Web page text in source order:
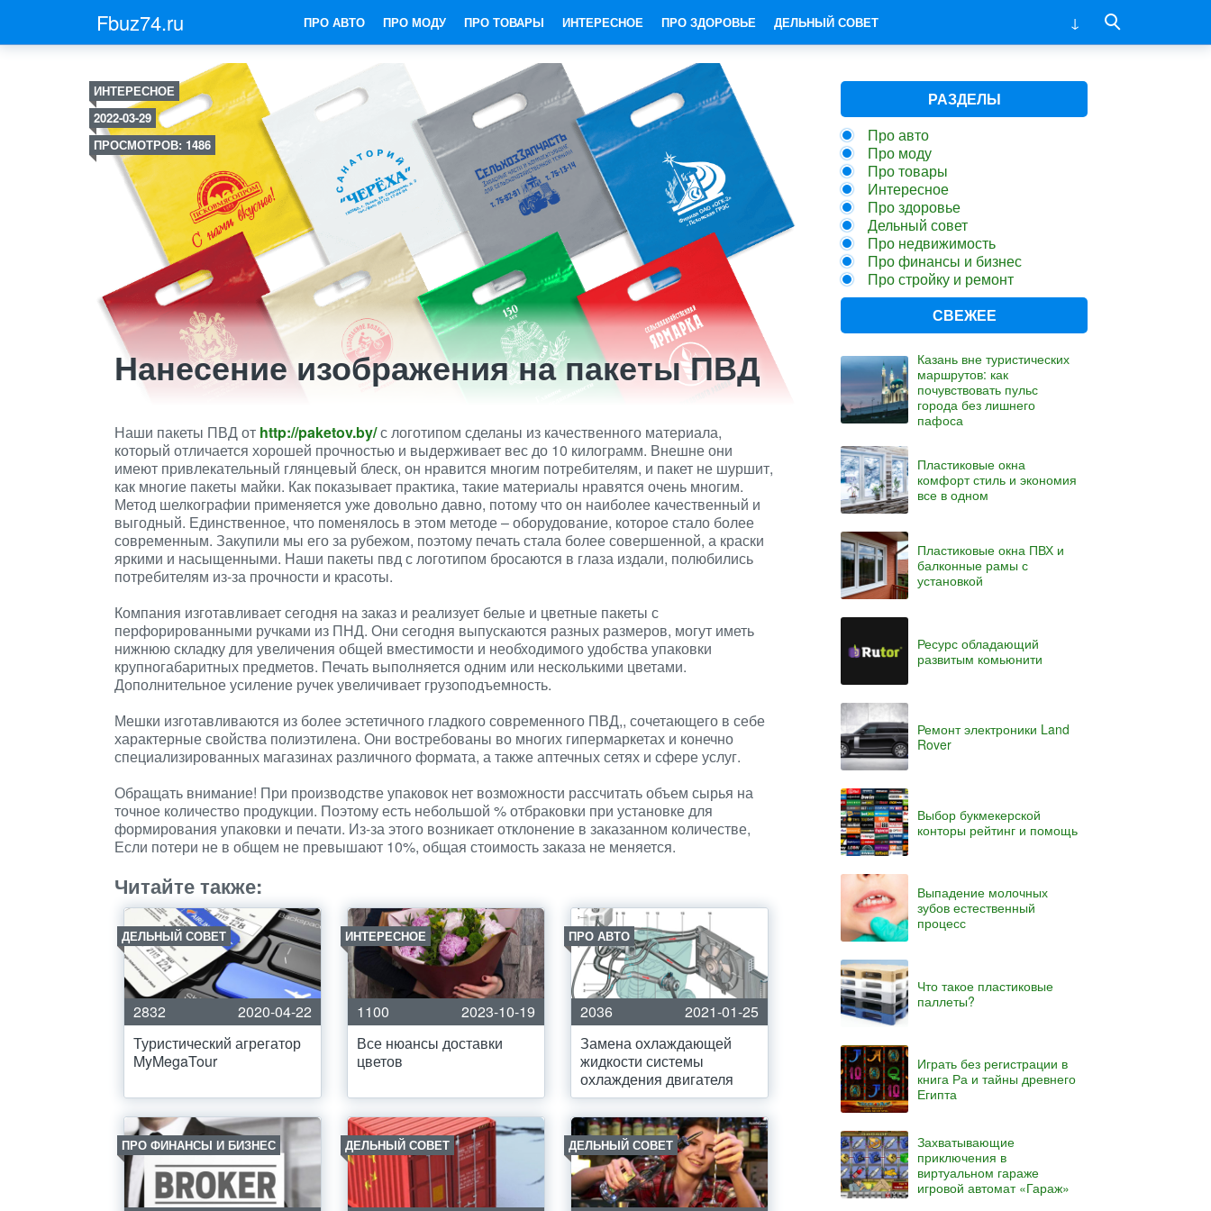
Fbuz74.ru ПРО АВТО ПРО МОДУ ПРО ТОВАРЫ ИНТЕРЕСНОЕ ПРО ЗДОРОВЬЕ ДЕЛЬНЫЙ СОВЕТ
ИНТЕРЕСНОЕ
2022-03-29
ПРОСМОТРОВ: 1486
Нанесение изображения на пакеты ПВД
Наши пакеты ПВД от http://paketov.by/с логотипом сделаны из качественного материала,
который отличается хорошей прочностью и выдерживает вес до 10 килограмм. Внешне они
имеют привлекательный глянцевый блеск, он нравится многим потребителям, и пакет не шуршит,
как многие пакеты майки. Как показывает практика, такие материалы нравятся очень многим.
Метод шелкографии применяется уже довольно давно, потому что он наиболее качественный и
выгодный. Единственное, что поменялось в этом методе – оборудование, которое стало более
современным. Закупили мы его за рубежом, поэтому печать стала более совершенной, а краски
яркими и насыщенными. Наши пакеты пвд с логотипом бросаются в глаза издали, полюбились
потребителям из-за прочности и красоты.
Компания изготавливает сегодня на заказ и реализует белые и цветные пакеты с
перфорированными ручками из ПНД. Они сегодня выпускаются разных размеров, могут иметь
нижнюю складку для увеличения общей вместимости и необходимого удобства упаковки
крупногабаритных предметов. Печать выполняется одним или несколькими цветами.
Дополнительное усиление ручек увеличивает грузоподъемность.
Мешки изготавливаются из более эстетичного гладкого современного ПВД,, сочетающего в себе
характерные свойства полиэтилена. Они востребованы во многих гипермаркетах и конечно
специализированных магазинах различного формата, а также аптечных сетях и сфере услуг.
Обращать внимание! При производстве упаковок нет возможности рассчитать объем сырья на
точное количество продукции. Поэтому есть небольшой % отбраковки при установке для
формирования упаковки и печати. Из-за этого возникает отклонение в заказанном количестве,
Если потери не в общем не превышают 10%, общая стоимость заказа не меняется.
Читайте также:
ДЕЛЬНЫЙ СОВЕТ
2832
2020-04-22
Туристический агрегатор
MyMegaTour
ИНТЕРЕСНОЕ
1100
2023-10-19
Все нюансы доставки
цветов
ПРО АВТО
2036
2021-01-25
Замена охлаждающей
жидкости системы
охлаждения двигателя
ПРО ФИНАНСЫ И БИЗНЕС ДЕЛЬНЫЙ СОВЕТ ДЕЛЬНЫЙ СОВЕТ
РАЗДЕЛЫ
Про авто
Про моду
Про товары
Интересное
Про здоровье
Дельный совет
Про недвижимость
Про финансы и бизнес
Про стройку и ремонт
СВЕЖЕЕ
Казань вне туристических
маршрутов: как
почувствовать пульс
города без лишнего
пафоса
Пластиковые окна
комфорт стиль и экономия
все в одном
Пластиковые окна ПВХ и
балконные рамы с
установкой
Ресурс обладающий
развитым комьюнити
Ремонт электроники Land
Rover
Выбор букмекерской
конторы рейтинг и помощь
Выпадение молочных
зубов естественный
процесс
Что такое пластиковые
паллеты?
Играть без регистрации в
книга Ра и тайны древнего
Египта
Захватывающие
приключения в
виртуальном гараже
игровой автомат «Гараж»